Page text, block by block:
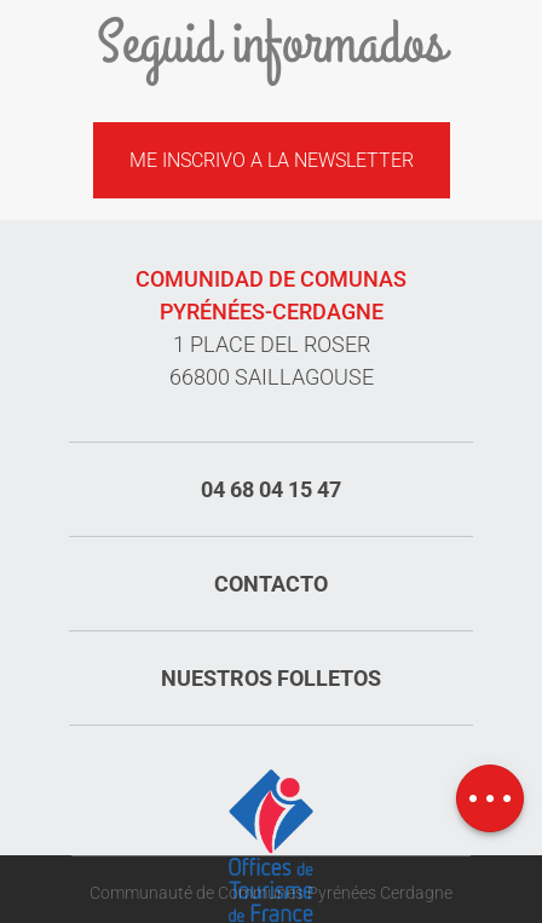
Mapa
Seguid informados
ME INSCRIVO A LA NEWSLETTER
COMUNIDAD DE COMUNAS
PYRÉNÉES-CERDAGNE
1 PLACE DEL ROSER
66800 SAILLAGOUSE
04 68 04 15 47
CONTACTO
NUESTROS FOLLETOS
Communauté de Communes Pyrénées Cerdagne